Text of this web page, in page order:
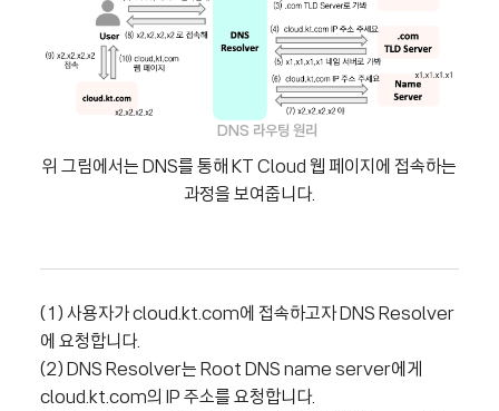
DNS 라우팅 원리
위 그림에서는 DNS를 통해 KT Cloud 웹 페이지에 접속하는
과정을 보여줍니다.
(1) 사용자가 cloud.kt.com에 접속하고자 DNS Resolver
에 요청합니다.
(2) DNS Resolver는 Root DNS name server에게
cloud.kt.com의 IP 주소를 요청합니다.